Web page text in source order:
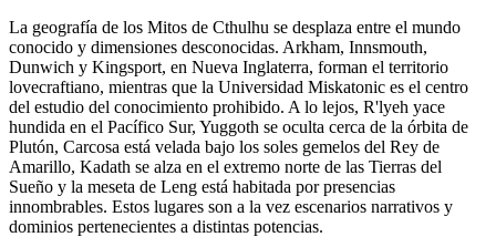
La geografía de los Mitos de Cthulhu se desplaza entre el mundo
conocido y dimensiones desconocidas. Arkham, Innsmouth,
Dunwich y Kingsport, en Nueva Inglaterra, forman el territorio
lovecraftiano, mientras que la Universidad Miskatonic es el centro
del estudio del conocimiento prohibido. A lo lejos, R'lyeh yace
hundida en el Pacífico Sur, Yuggoth se oculta cerca de la órbita de
Plutón, Carcosa está velada bajo los soles gemelos del Rey de
Amarillo, Kadath se alza en el extremo norte de las Tierras del
Sueño y la meseta de Leng está habitada por presencias
innombrables. Estos lugares son a la vez escenarios narrativos y
dominios pertenecientes a distintas potencias.